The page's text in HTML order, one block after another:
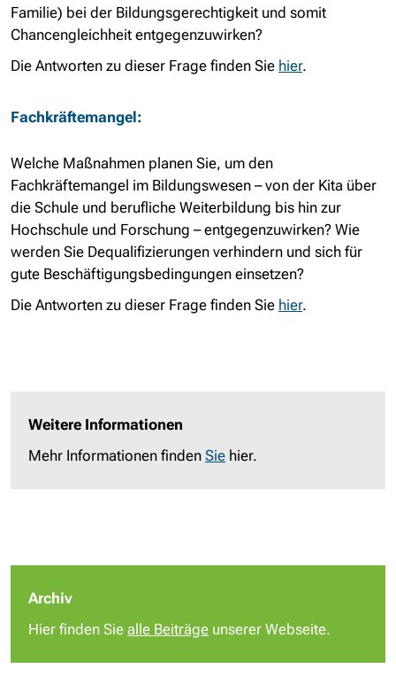
Familie) bei der Bildungsgerechtigkeit und somit
Chancengleichheit entgegenzuwirken?
Die Antworten zu dieser Frage finden Sie hier.
Fachkräftemangel:
Welche Maßnahmen planen Sie, um den
Fachkräftemangel im Bildungswesen – von der Kita über
die Schule und berufliche Weiterbildung bis hin zur
Hochschule und Forschung – entgegenzuwirken? Wie
werden Sie Dequalifizierungen verhindern und sich für
gute Beschäftigungsbedingungen einsetzen?
Die Antworten zu dieser Frage finden Sie hier.
Weitere Informationen
Mehr Informationen finden Sie hier.
Archiv
Hier finden Sie alle Beiträge unserer Webseite.